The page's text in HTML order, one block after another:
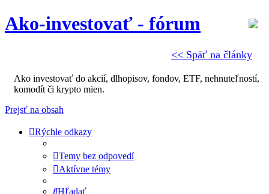
<< Späť na články
Ako-investovať - fórum
Ako investovať do akcií, dlhopisov, fondov, ETF, nehnuteľností,
komodít či krypto mien.
Prejsť na obsah
Rýchle odkazy
Temy bez odpovedí
Aktívne témy
Hľadať